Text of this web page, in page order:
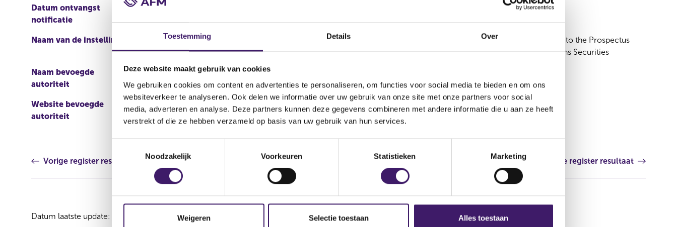
Toestemming Details Over
Deze website maakt gebruik van cookies
We gebruiken cookies om content en advertenties te personaliseren, om functies voor social media te bieden en om ons
websiteverkeer te analyseren. Ook delen we informatie over uw gebruik van onze site met onze partners voor social
media, adverteren en analyse. Deze partners kunnen deze gegevens combineren met andere informatie die u aan ze heeft
verstrekt of die ze hebben verzameld op basis van uw gebruik van hun services.
s
Noodzakelijk Voorkeuren Statistieken Marketing
Weigeren Selectie toestaan Alles toestaan
Datum ontvangst
notificatie
30 jul 2012
document
Naam van de instelling Credit Suisse AG, Credit Suisse International
Omschrijving van de
transactie
Supplement dated 27 July 2012 to the Prospectus
Yield Options and Return Options Securities
Naam bevoegde
autoriteit
Financial Conduct Authority
Website bevoegde
autoriteit
http://www.fsa.gov.uk/ukla/officialPublicationOfPros
pectuses.do?
view=true&listType=publicationOfProspectuses
Vorige register resultaat Volgende register resultaat
Datum laatste update: 08 augustus 2026